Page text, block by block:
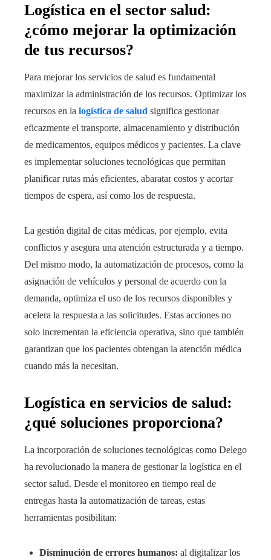
Logística en el sector salud:
¿cómo mejorar la optimización
de tus recursos?
Para mejorar los servicios de salud es fundamental
maximizar la administración de los recursos. Optimizar los
recursos en la logística de salud significa gestionar
eficazmente el transporte, almacenamiento y distribución
de medicamentos, equipos médicos y pacientes. La clave
es implementar soluciones tecnológicas que permitan
planificar rutas más eficientes, abaratar costos y acortar
tiempos de espera, así como los de respuesta.
La gestión digital de citas médicas, por ejemplo, evita
conflictos y asegura una atención estructurada y a tiempo.
Del mismo modo, la automatización de procesos, como la
asignación de vehículos y personal de acuerdo con la
demanda, optimiza el uso de los recursos disponibles y
acelera la respuesta a las solicitudes. Estas acciones no
solo incrementan la eficiencia operativa, sino que también
garantizan que los pacientes obtengan la atención médica
cuando más la necesitan.
Logística en servicios de salud:
¿qué soluciones proporciona?
La incorporación de soluciones tecnológicas como Delego
ha revolucionado la manera de gestionar la logística en el
sector salud. Desde el monitoreo en tiempo real de
entregas hasta la automatización de tareas, estas
herramientas posibilitan:
Disminución de errores humanos: al digitalizar los